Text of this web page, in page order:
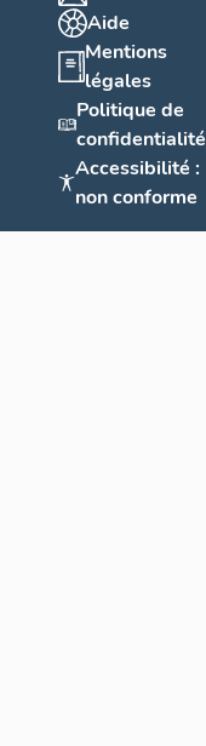
Aide
Mentions
légales
Politique de
confidentialité
Accessibilité :
non conforme